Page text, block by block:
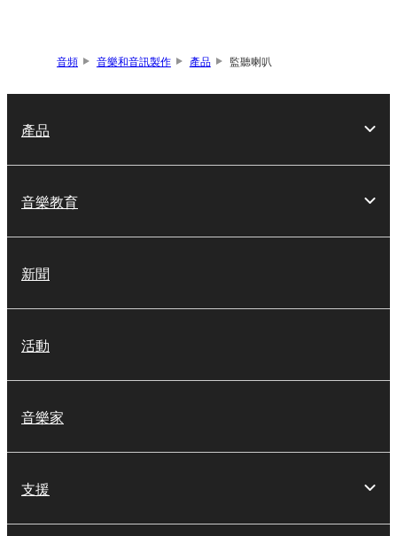
音頻 音樂和音訊製作 產品 監聽喇叭
產品
音樂教育
新聞
活動
音樂家
支援